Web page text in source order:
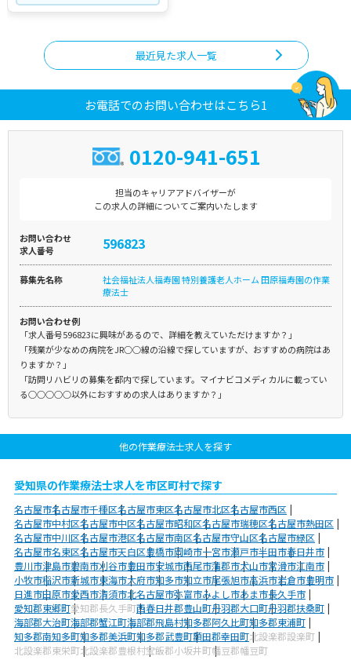
最近見た求人一覧
お電話でのお問い合わせはこちら1
0120-941-651
担当のキャリアアドバイザーが
この求人の詳細についてご案内いたします
お問い合わせ
求人番号
596823
募集先名称
社会福祉法人福寿園 特別養護老人ホーム 田原福寿園の作業
療法士
お問い合わせ例
「求人番号596823に興味があるので、詳細を教えていただけますか？」
「残業が少なめの病院をJR○○線の沿線で探していますが、おすすめの病院はあ
りますか？」
「訪問リハビリの募集を都内で探しています。マイナビコメディカルに載ってい
る○○○○○以外におすすめの求人はありますか？」
他の作業療法士求人を探す
愛知県の作業療法士求人を市区町村で探す
名古屋市名古屋市千種区名古屋市東区名古屋市北区名古屋市西区
名古屋市中村区名古屋市中区名古屋市昭和区名古屋市瑞穂区名古屋市熱田区
名古屋市中川区名古屋市港区名古屋市南区名古屋市守山区名古屋市緑区
名古屋市名東区名古屋市天白区豊橋市岡崎市一宮市瀬戸市半田市春日井市
豊川市津島市碧南市刈谷市豊田市安城市西尾市蒲郡市犬山市常滑市江南市
小牧市稲沢市新城市東海市大府市知多市知立市尾張旭市高浜市岩倉市豊明市
日進市田原市愛西市清須市北名古屋市弥富市みよし市あま市長久手市
愛知郡東郷町愛知郡長久手町西春日井郡豊山町丹羽郡大口町丹羽郡扶桑町
海部郡大治町海部郡蟹江町海部郡飛島村知多郡阿久比町知多郡東浦町
知多郡南知多町知多郡美浜町知多郡武豊町額田郡幸田町北設楽郡設楽町
北設楽郡東栄町北設楽郡豊根村宝飯郡小坂井町幡豆郡幡豆町